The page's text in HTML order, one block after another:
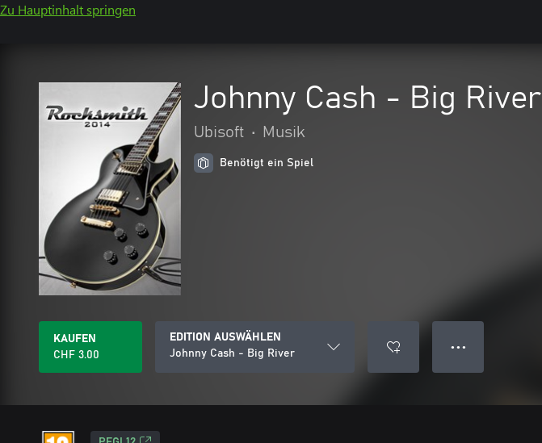
Zu Hauptinhalt springen
Johnny Cash - Big River
Ubisoft • Musik
Benötigt ein Spiel
KAUFEN
CHF 3.00
EDITION AUSWÄHLEN
Johnny Cash - Big River
● ● ●